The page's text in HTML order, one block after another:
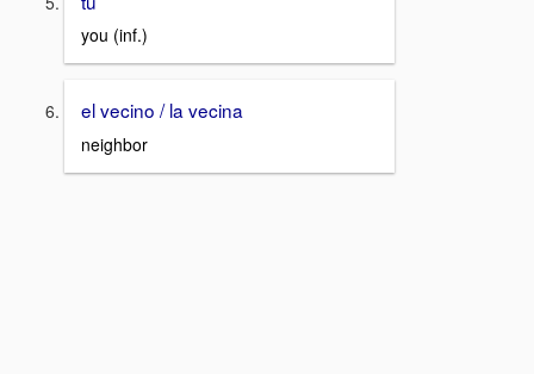
you (inf.)
el vecino / la vecina
neighbor